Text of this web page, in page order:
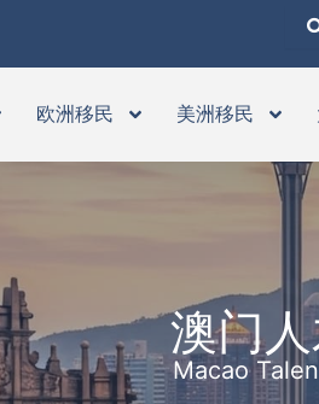
欧洲移民 美洲移民
澳门
Macao